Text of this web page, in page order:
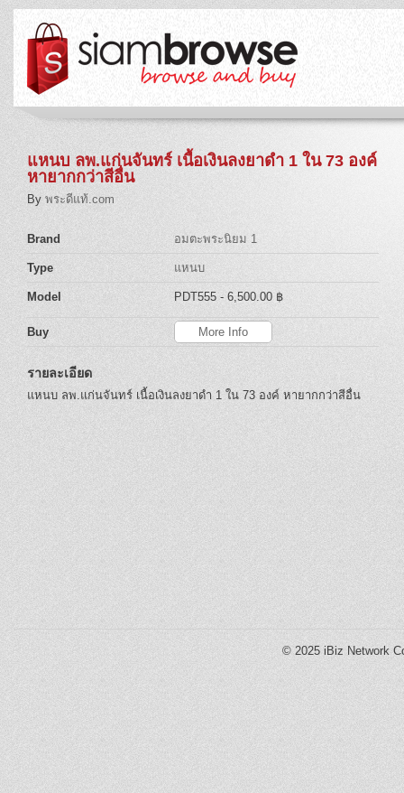
แหนบ ลพ.แก่นจันทร์ เนื้อเงินลงยาดำ 1 ใน 73 องค์
หายากกว่าสีอื่น
By พระดีแท้.com
Brand อมตะพระนิยม 1
Type แหนบ
Model PDT555 - 6,500.00 ฿
Buy More Info
รายละเอียด
แหนบ ลพ.แก่นจันทร์ เนื้อเงินลงยาดำ 1 ใน 73 องค์ หายากกว่าสีอื่น
© 2025 iBiz Network